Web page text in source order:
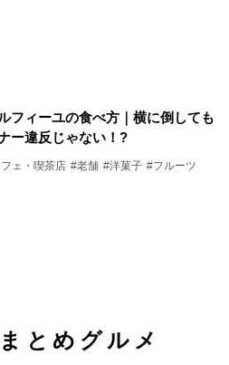
フィーユの食べ方｜横に倒しても
ー違反じゃない！?
ェ・喫茶店 #老舗 #洋菓子 #フルーツ
とめグルメ